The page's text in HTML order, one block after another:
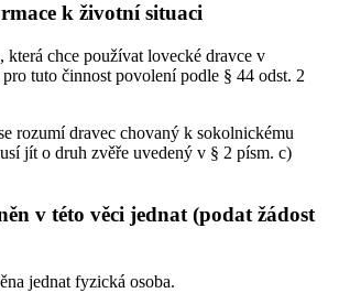
k životní situaci
která chce používat lovecké dravce v
tuto činnost povolení podle § 44 odst. 2
rozumí dravec chovaný k sokolnickému
jít o druh zvěře uvedený v § 2 písm. c)
v této věci jednat (podat žádost
jednat fyzická osoba.